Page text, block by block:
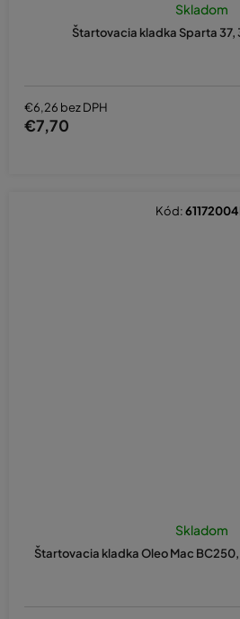
Štartovacia kladka Sparta 37,
Skladom
€6,26 bez DPH
€7,70
Štartovacia kladka Oleo Mac
Skladom
Kód: